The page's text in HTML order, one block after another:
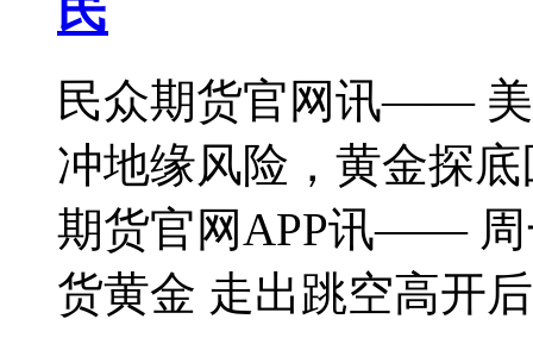
民众期货官网讯——
冲地缘风险，黄金探
期货官网APP讯—— 周
货黄金 走出跳空高开